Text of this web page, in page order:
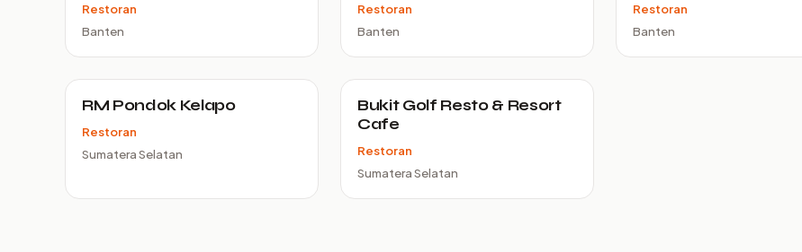
Restoran
Banten
Restoran
Banten
Restoran
Banten
RM Pondok Kelapo
Restoran
Sumatera Selatan
Bukit Golf Resto & Resort
Cafe
Restoran
Sumatera Selatan